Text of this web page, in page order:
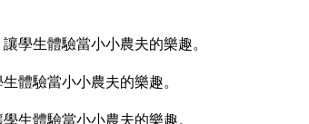
學生體驗當小小農夫的樂趣。
體驗當小小農夫的樂趣。
生體驗當小小農夫的樂趣。